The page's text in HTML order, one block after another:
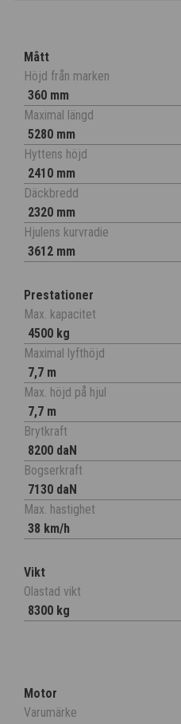
Mått
Höjd från marken
360 mm
Maximal längd
5280 mm
Hyttens höjd
2410 mm
Däckbredd
2320 mm
Hjulens kurvradie
3612 mm
Prestationer
Max. kapacitet
4500 kg
Maximal lyfthöjd
7,7 m
Max. höjd på hjul
7,7 m
Brytkraft
8200 daN
Bogserkraft
7130 daN
Max. hastighet
38 km/h
Vikt
Olastad vikt
8300 kg
Motor
Varumärke